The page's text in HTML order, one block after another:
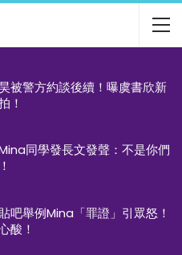
被警方約談後續！曝虞書欣新
！
同學發長文發聲：不是你們
吧舉例Mina「罪證」引眾怒！
酸！